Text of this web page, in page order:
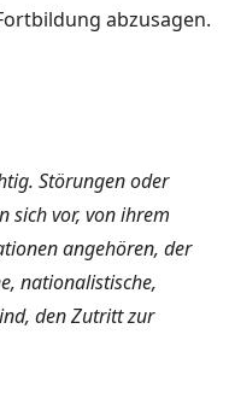
abzusagen.
Störungen oder
sich vor, von ihrem
angehören, der
nationalistische,
den Zutritt zur